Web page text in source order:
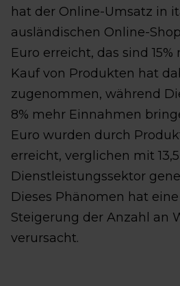
hat der Online-Umsatz in
ausländischen Online-
Euro erreicht, das sind 15%
Kauf von Produkten hat
zugenommen, während
8% mehr Einnahmen
Euro wurden durch
erreicht, verglichen mit
Dienstleistungssektor
Dieses Phänomen hat
Steigerung der Anzahl an
verursacht.